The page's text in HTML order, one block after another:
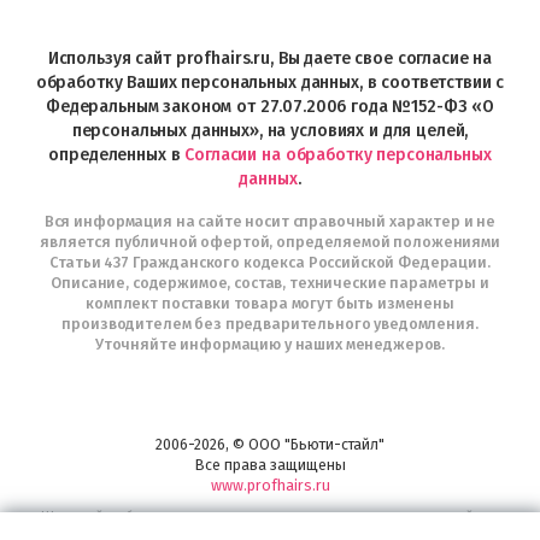
Telegram
Используя сайт profhairs.ru, Вы даете свое согласие на
обработку Ваших персональных данных, в соответствии с
Федеральным законом от 27.07.2006 года №152-ФЗ «О
персональных данных», на условиях и для целей,
определенных в Согласии на обработку персональных
данных.
Вся информация на сайте носит справочный характер и не
является публичной офертой, определяемой положениями
Статьи 437 Гражданского кодекса Российской Федерации.
Описание, содержимое, состав, технические параметры и
комплект поставки товара могут быть изменены
производителем без предварительного уведомления.
Уточняйте информацию у наших менеджеров.
2006-2026, © ООО "Бьюти-стайл"
Все права защищены
www.profhairs.ru
Широкий выбор инструментов, аксессуаров и принадлежностей для